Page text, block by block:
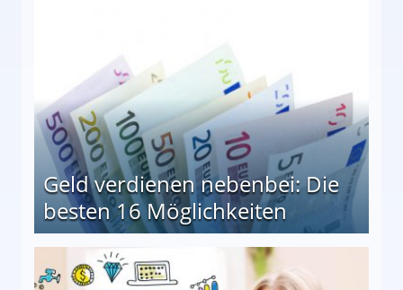
Geld verdienen nebenbei: Die
besten 16 Möglichkeiten